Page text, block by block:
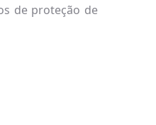
de proteção de